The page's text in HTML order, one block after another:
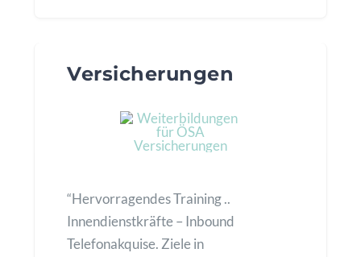
Versicherungen
“Hervorragendes Training ..
Innendienstkräfte – Inbound
Telefonakquise. Ziele in